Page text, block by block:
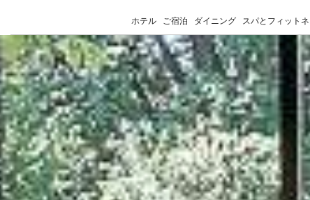
ホテル ご宿泊 ダイニング スパとフィットネ